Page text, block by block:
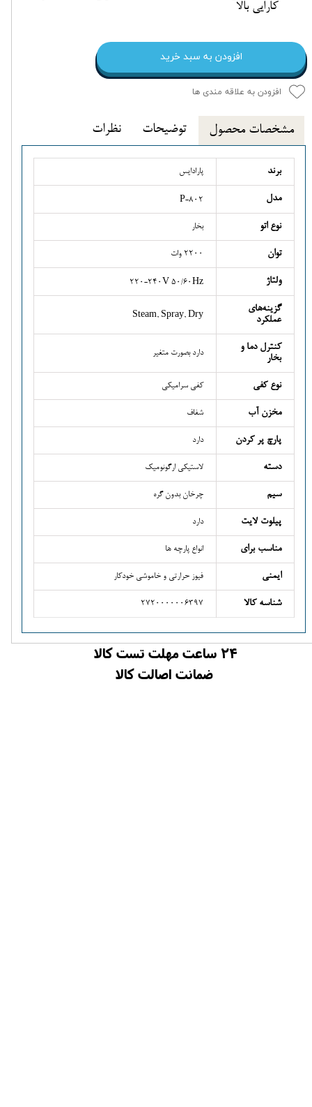
کارایی بالا
افزودن به سبد خرید
افزودن به علاقه مندی ها
مشخصات محصول توضیحات نظرات
برند پارادایس
مدل P-802
نوع اتو بخار
توان 2200 وات
ولتاژ 220-240V 50/60Hz
گزینه‌های
عملکرد
Steam, Spray, Dry
کنترل دما و
بخار
دارد بصورت متغیر
نوع کفی کفی سرامیکی
مخزن آب شفاف
پارچ پر کردن دارد
دسته لاستیکی ارگونومیک
سیم چرخان بدون گره
پیلوت لایت دارد
مناسب برای انواع پارچه ها
ایمنی فیوز حرارتی و خاموشی خودکار
شناسه کالا 2720000006397
24 ساعت مهلت تست کالا
ضمانت اصالت کالا